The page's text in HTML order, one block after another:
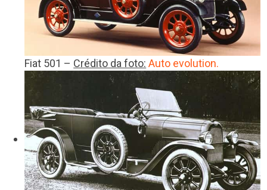
Fiat 501 – Crédito da foto: Auto evolution.